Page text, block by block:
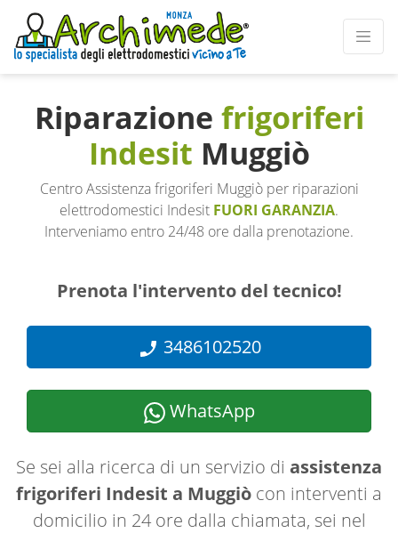
Riparazione frigoriferi
Indesit Muggiò
Centro Assistenza frigoriferi Muggiò per riparazioni
elettrodomestici Indesit FUORI GARANZIA.
Interveniamo entro 24/48 ore dalla prenotazione.
Prenota l'intervento del tecnico!
3486102520
WhatsApp
Se sei alla ricerca di un servizio di assistenza
frigoriferi Indesit a Muggiò con interventi a
domicilio in 24 ore dalla chiamata, sei nel